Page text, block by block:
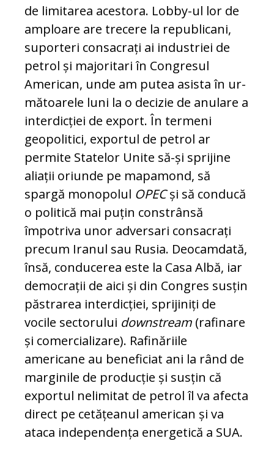
de li­mi­tarea acestora. Lobby-ul lor de
amploare are trecere la republicani,
suporteri consacrați ai industriei de
petrol și majoritari în Congresul
American, unde am putea asista în ur­
mă­toa­re­le luni la o decizie de anulare a
interdicției de export. În termeni
geopolitici, exportul de pe­trol ar
permite Statelor Unite să-și sprijine
aliații oriunde pe mapamond, să
spargă mo­no­polul OPECși să conducă
o politică mai puțin constrânsă
împotriva unor adversari con­sa­crați
precum Iranul sau Rusia. Deocamdată,
în­să, conducerea este la Casa Albă, iar
demo­crații de aici și din Congres susțin
păstrarea in­terdicției, sprijiniți de
vocile sectorului down­stream (rafinare
și comercializare). Rafinăriile
americane au beneficiat ani la rând de
mar­ginile de producție și susțin că
exportul neli­mi­tat de petrol îl va afecta
direct pe ce­tă­țea­nul american și va
ataca independența ener­getică a SUA.